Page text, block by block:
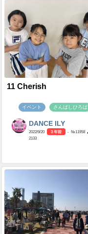
11 Cherish
イベント さんばしひろば
DANCE ILY
2022/9/20 3 年前
- №11958
2133